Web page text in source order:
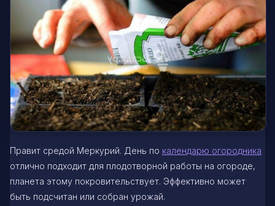
Правит средой Меркурий. День по календарю огородника
отлично подходит для плодотворной работы на огороде,
планета этому покровительствует. Эффективно может
быть подсчитан или собран урожай.